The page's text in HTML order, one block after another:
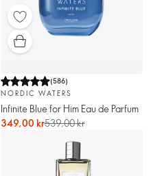
(586)
NORDIC WATERS
Infinite Blue for Him Eau de Parfum
349,00 kr539,00 kr